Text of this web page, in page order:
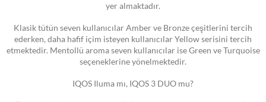
yer almaktadır.
Klasik tütün seven kullanıcılar Amber ve Bronze çeşitlerini tercih
ederken, daha hafif içim isteyen kullanıcılar Yellow serisini tercih
etmektedir. Mentollü aroma seven kullanıcılar ise Green ve Turquoise
seçeneklerine yönelmektedir.
IQOS Iluma mı, IQOS 3 DUO mu?